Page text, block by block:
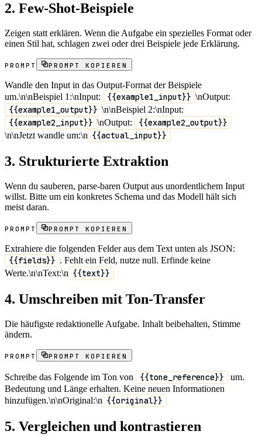
2. Few-Shot-Beispiele
Zeigen statt erklären. Wenn die Aufgabe ein spezielles Format oder
einen Stil hat, schlagen zwei oder drei Beispiele jede Erklärung.
PROMPT PROMPT KOPIEREN
Wandle den Input in das Output-Format der Beispiele
um.\n\nBeispiel 1:\nInput:
{{example1_input}} \nOutput:
{{example1_output}} \n\nBeispiel 2:\nInput:
{{example2_input}} \nOutput: {{example2_output}}
\n\nJetzt wandle um:\n {{actual_input}}
3. Strukturierte Extraktion
Wenn du sauberen, parse-baren Output aus unordentlichem Input
willst. Bitte um ein konkretes Schema und das Modell hält sich
meist daran.
PROMPT PROMPT KOPIEREN
Extrahiere die folgenden Felder aus dem Text unten als JSON:
{{fields}} . Fehlt ein Feld, nutze null. Erfinde keine
Werte.\n\nText:\n {{text}}
4. Umschreiben mit Ton-Transfer
Die häufigste redaktionelle Aufgabe. Inhalt beibehalten, Stimme
ändern.
PROMPT PROMPT KOPIEREN
Schreibe das Folgende im Ton von {{tone_reference}}
um.
Bedeutung und Länge erhalten. Keine neuen Informationen
hinzufügen.\n\nOriginal:\n {{original}}
5. Vergleichen und kontrastieren